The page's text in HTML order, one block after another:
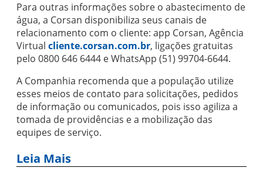
Para outras informações sobre o abastecimento de
água, a Corsan disponibiliza seus canais de
relacionamento com o cliente: app Corsan, Agência
Virtual cliente.corsan.com.br, ligações gratuitas
pelo 0800 646 6444 e WhatsApp (51) 99704-6644.
A Companhia recomenda que a população utilize
esses meios de contato para solicitações, pedidos
de informação ou comunicados, pois isso agiliza a
tomada de providências e a mobilização das
equipes de serviço.
Leia Mais